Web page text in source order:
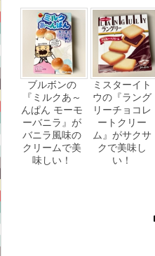
ブルボンの
『ミルクあ～
んぱん モーモ
ーバニラ』が
バニラ風味の
クリームで美
味しい！
ミスターイト
ウの『ラング
リーチョコレ
ートクリー
ム』がサクサ
クで美味し
い！